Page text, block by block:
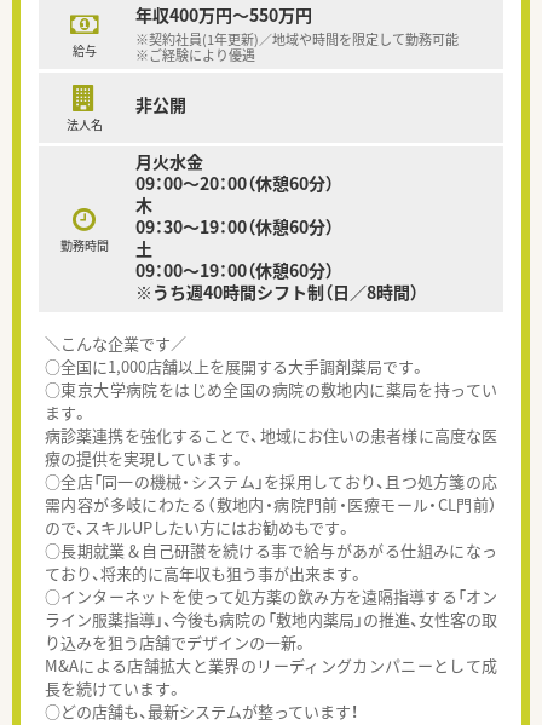
給与
年収400万円～550万円
※契約社員(1年更新)／地域や時間を限定して勤務可能
※ご経験により優遇
法人名
非公開
勤務時間
月火水金
09：00～20：00（休憩60分）
木
09：30～19：00（休憩60分）
土
09：00～19：00（休憩60分）
※うち週40時間シフト制（日／8時間）
＼こんな企業です／
○全国に1,000店舗以上を展開する大手調剤薬局です。
○東京大学病院をはじめ全国の病院の敷地内に薬局を持ってい
ます。
病診薬連携を強化することで、地域にお住いの患者様に高度な医
療の提供を実現しています。
○全店「同一の機械・システム」を採用しており、且つ処方箋の応
需内容が多岐にわたる（敷地内・病院門前・医療モール・CL門前）
ので、スキルUPしたい方にはお勧めもです。
○長期就業＆自己研讃を続ける事で給与があがる仕組みになっ
ており、将来的に高年収も狙う事が出来ます。
○インターネットを使って処方薬の飲み方を遠隔指導する「オン
ライン服薬指導」、今後も病院の「敷地内薬局」の推進、女性客の取
り込みを狙う店舗でデザインの一新。
M&Aによる店舗拡大と業界のリーディングカンパニーとして成
長を続けています。
○どの店舗も、最新システムが整っています！